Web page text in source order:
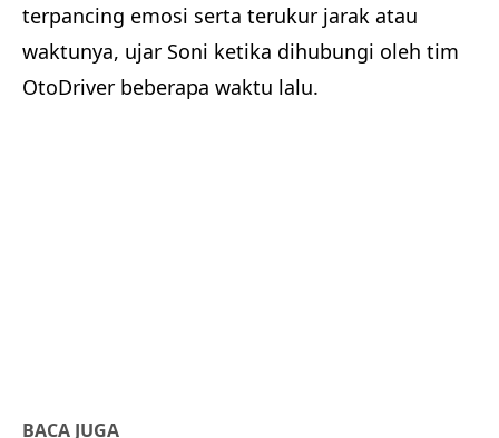
terpancing emosi serta terukur jarak atau
waktunya, ujar Soni ketika dihubungi oleh tim
OtoDriver beberapa waktu lalu.
BACA JUGA